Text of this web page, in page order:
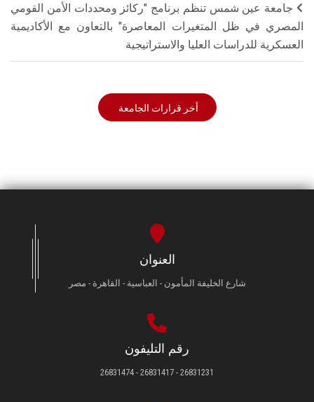
جامعة عين شمس تنظم برنامج "ركائز ومحددات الأمن القومي
المصري في ظل المتغيرات المعاصرة" بالتعاون مع الأكاديمية
العسكرية للدراسات العليا والاستراتيجية
أخر قرارات الجامعة
العنوان
شارع الخليفة المأمون - العباسية - القاهرة - مصر
رقم التليفون
26831231 - 26831417 - 26831474